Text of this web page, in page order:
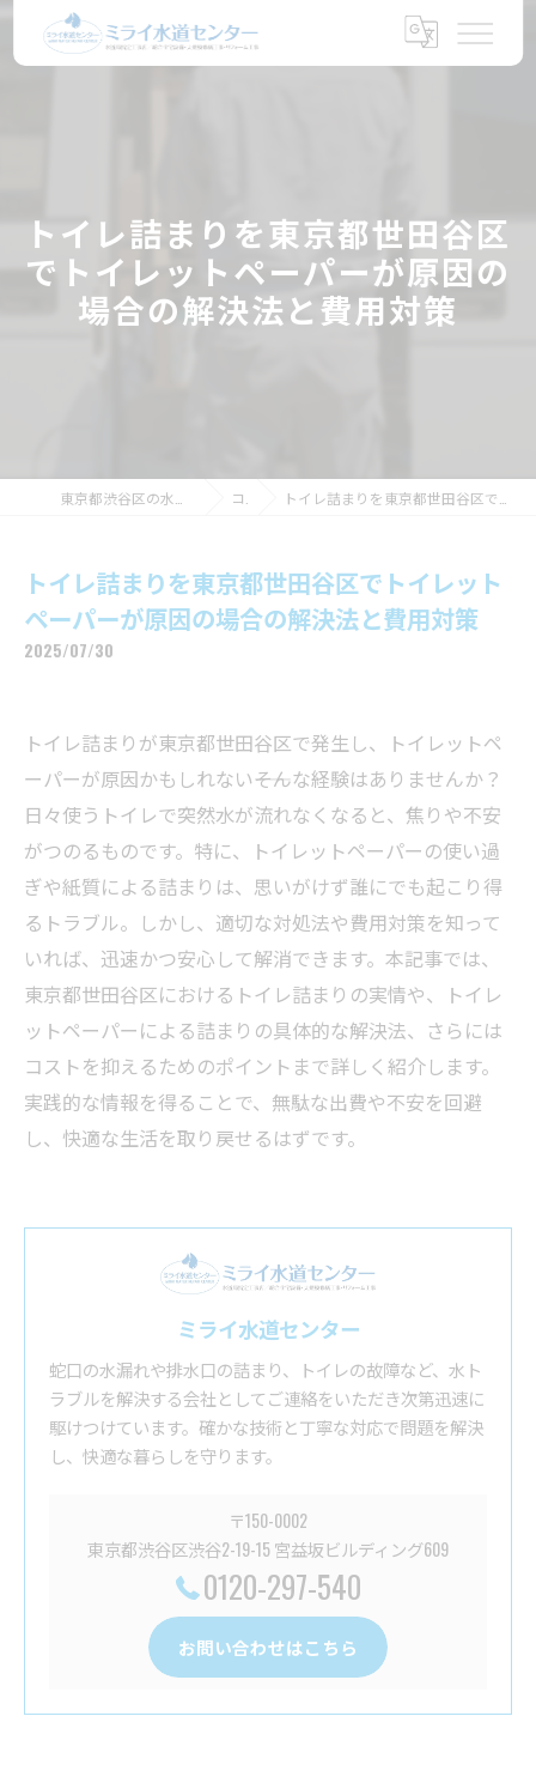
トイレ詰まりを東京都世田谷区
でトイレットペーパーが原因の
場合の解決法と費用対策
コラム トイレ詰まりを東京都世田谷区でトイレットペーパーが原因の場合の解決法と費用対策
トイレ詰まりを東京都世田谷区でトイレット
ペーパーが原因の場合の解決法と費用対策
2025/07/30
トイレ詰まりが東京都世田谷区で発生し、トイレットペ
ーパーが原因かもしれない――そんな経験はありませんか？
日々使うトイレで突然水が流れなくなると、焦りや不安
がつのるものです。特に、トイレットペーパーの使い過
ぎや紙質による詰まりは、思いがけず誰にでも起こり得
るトラブル。しかし、適切な対処法や費用対策を知って
いれば、迅速かつ安心して解消できます。本記事では、
東京都世田谷区におけるトイレ詰まりの実情や、トイレ
ットペーパーによる詰まりの具体的な解決法、さらには
コストを抑えるためのポイントまで詳しく紹介します。
実践的な情報を得ることで、無駄な出費や不安を回避
し、快適な生活を取り戻せるはずです。
ミライ水道センター
蛇口の水漏れや排水口の詰まり、トイレの故障など、水ト
ラブルを解決する会社としてご連絡をいただき次第迅速に
駆けつけています。確かな技術と丁寧な対応で問題を解決
し、快適な暮らしを守ります。
〒150-0002
東京都渋谷区渋谷2-19-15 宮益坂ビルディング609
0120-297-540
お問い合わせはこちら